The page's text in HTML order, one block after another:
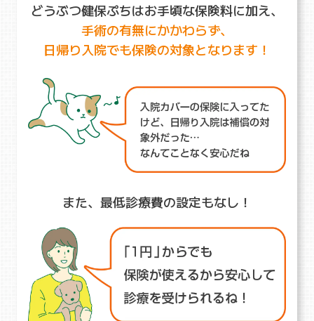
どうぶつ健保ぷちはお手頃な保険料に加え、
手術の有無にかかわらず、
日帰り入院でも保険の対象となります！
また、最低診療費の設定もなし！